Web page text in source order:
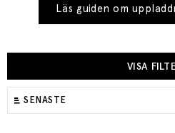
Läs guiden om
VISA
SENASTE